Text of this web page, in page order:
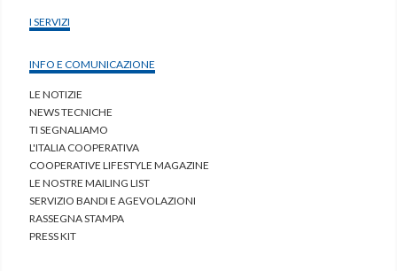
I SERVIZI
INFO E COMUNICAZIONE
LE NOTIZIE
NEWS TECNICHE
TI SEGNALIAMO
L'ITALIA COOPERATIVA
COOPERATIVE LIFESTYLE MAGAZINE
LE NOSTRE MAILING LIST
SERVIZIO BANDI E AGEVOLAZIONI
RASSEGNA STAMPA
PRESS KIT